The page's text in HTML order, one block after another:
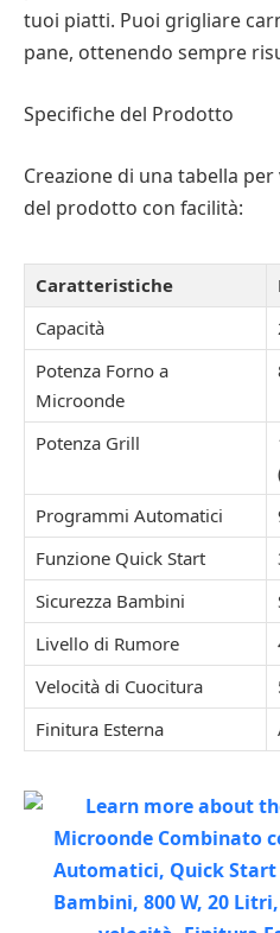
tuoi piatti. Puoi grigliare
pane, ottenendo sempre
Specifiche del Prodotto
Creazione di una tabella
del prodotto con facilità:
Caratteristiche
Capacità
Potenza Forno a
Microonde
Potenza Grill
Programmi Automatici
Funzione Quick Start
Sicurezza Bambini
Livello di Rumore
Velocità di Cuocitura
Finitura Esterna